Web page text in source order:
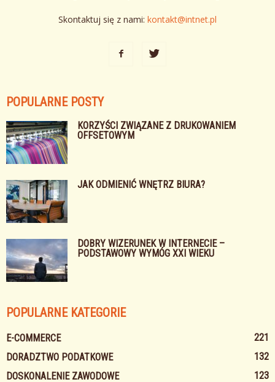
Skontaktuj się z nami: kontakt@intnet.pl
POPULARNE POSTY
KORZYŚCI ZWIĄZANE Z DRUKOWANIEM
OFFSETOWYM
JAK ODMIENIĆ WNĘTRZ BIURA?
DOBRY WIZERUNEK W INTERNECIE –
PODSTAWOWY WYMÓG XXI WIEKU
POPULARNE KATEGORIE
E-COMMERCE
221
DORADZTWO PODATKOWE
132
DOSKONALENIE ZAWODOWE
123